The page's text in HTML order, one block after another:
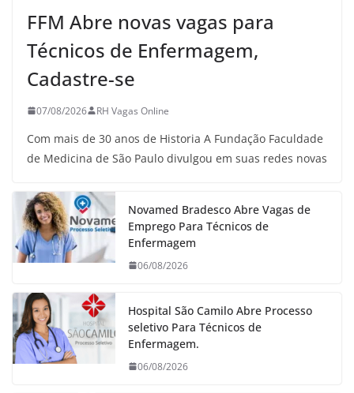
FFM Abre novas vagas para
Técnicos de Enfermagem,
Cadastre-se
07/08/2026 RH Vagas Online
Com mais de 30 anos de Historia A Fundação Faculdade
de Medicina de São Paulo divulgou em suas redes novas
Novamed Bradesco Abre Vagas de
Emprego Para Técnicos de
Enfermagem
06/08/2026
Hospital São Camilo Abre Processo
seletivo Para Técnicos de
Enfermagem.
06/08/2026